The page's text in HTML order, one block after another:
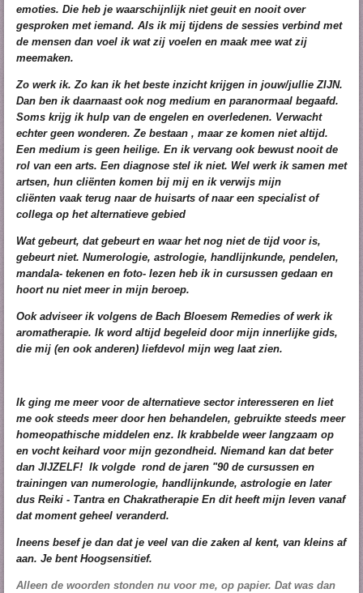
emoties. Die heb je waarschijnlijk niet geuit en nooit over
gesproken met iemand. Als ik mij tijdens de sessies verbind met
de mensen dan voel ik wat zij voelen en maak mee wat zij
meemaken.
Zo werk ik. Zo kan ik het beste inzicht krijgen in jouw/jullie ZIJN.
Dan ben ik daarnaast ook nog medium en paranormaal begaafd.
Soms krijg ik hulp van de engelen en overledenen. Verwacht
echter geen wonderen. Ze bestaan , maar ze komen niet altijd.
Een medium is geen heilige. En ik vervang ook bewust nooit de
rol van een arts. Een diagnose stel ik niet. Wel werk ik samen met
artsen, hun cliënten komen bij mij en ik verwijs mijn
cliënten vaak terug naar de huisarts of naar een specialist of
collega op het alternatieve gebied
Wat gebeurt, dat gebeurt en waar het nog niet de tijd voor is,
gebeurt niet. Numerologie, astrologie, handlijnkunde, pendelen,
mandala- tekenen en foto- lezen heb ik in cursussen gedaan en
hoort nu niet meer in mijn beroep.
Ook adviseer ik volgens de Bach Bloesem Remedies of werk ik
aromatherapie. Ik word altijd begeleid door mijn innerlijke gids,
die mij (en ook anderen) liefdevol mijn weg laat zien.
Ik ging me meer voor de alternatieve sector interesseren en liet
me ook steeds meer door hen behandelen, gebruikte steeds meer
homeopathische middelen enz. Ik krabbelde weer langzaam op
en vocht keihard voor mijn gezondheid. Niemand kan dat beter
dan JIJZELF! Ik volgde rond de jaren "90 de cursussen en
trainingen van numerologie, handlijnkunde, astrologie en later
dus Reiki - Tantra en Chakratherapie En dit heeft mijn leven vanaf
dat moment geheel veranderd.
Ineens besef je dan dat je veel van die zaken al kent, van kleins af
aan. Je bent Hoogsensitief.
Alleen de woorden stonden nu voor me, op papier. Dat was dan